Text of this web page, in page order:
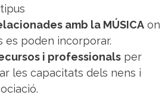
amb la MÚSICA on
es poden incorporar.
i professionals per
les capacitats dels nens i